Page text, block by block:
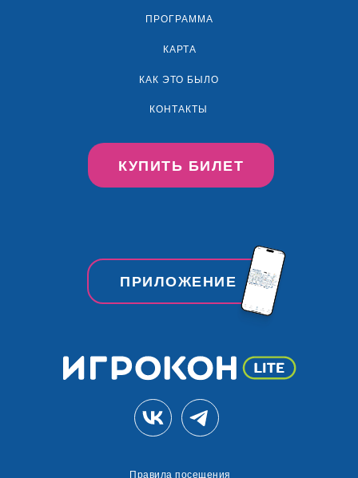
Правила посещения
КУПИТЬ БИЛЕТ
КОНТАКТЫ
КАК ЭТО БЫЛО
КАРТА
ПРОГРАММА
ПРИЛОЖЕНИЕ